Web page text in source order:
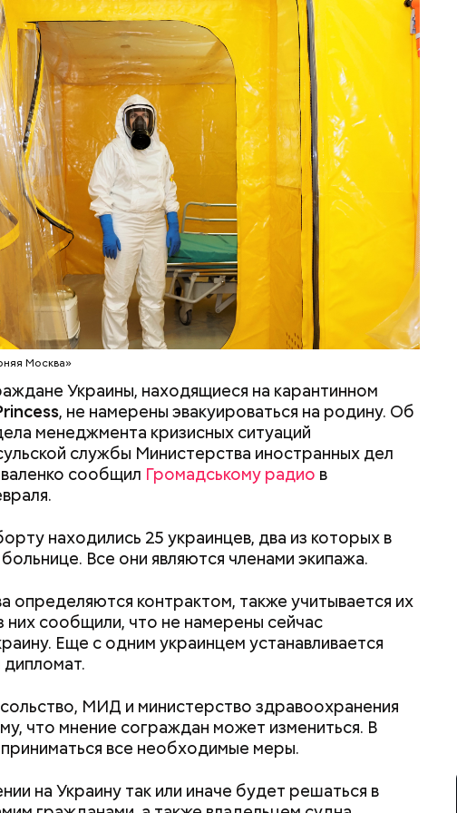
Москва»
Украины, находящиеся на карантинном
, не намерены эвакуироваться на родину. Об
менеджмента кризисных ситуаций
службы Министерства иностранных дел
сообщил Громадському радио в
находились 25 украинцев, два из которых в
Все они являются членами экипажа.
определяются контрактом, также учитывается их
них сообщили, что не намерены сейчас
Еще с одним украинцем устанавливается
МИД и министерство здравоохранения
что мнение сограждан может измениться. В
все необходимые меры.
на Украину так или иначе будет решаться в
дня — прибыльный проект
эксперта и сопредседателя Ассоциации военных
Белозерова, стрелки часов Судного дня уже не
никакой глобальной значимости они не имели.
стратегии. Например, традиция не
а обороны и самоизоляции. Она на порядок
эта позиция обойдется куда дороже.